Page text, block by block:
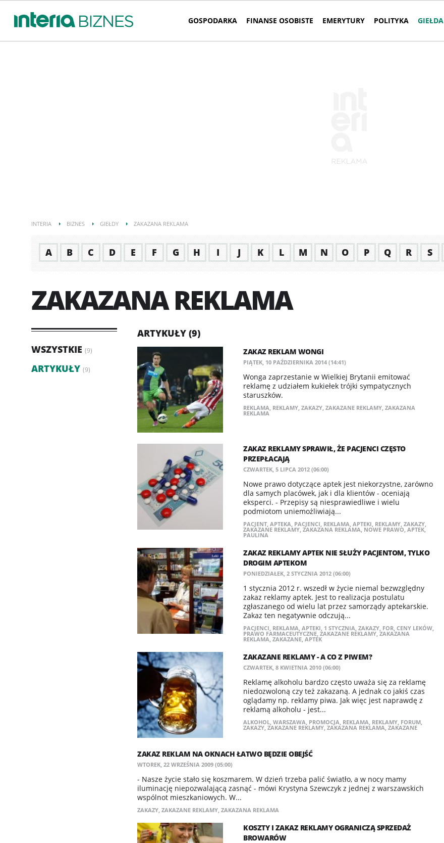
GOSPODARKA FINANSE OSOBISTE EMERYTURY POLITYKA GIEŁDA
INTERIA BIZNES GIEŁDY ZAKAZANA REKLAMA
A B C D E F G H I J K L M N O P Q R S
ZAKAZANA REKLAMA
WSZYSTKIE (9)
ARTYKUŁY (9)
ARTYKUŁY (9)
ZAKAZ REKLAM WONGI
PIĄTEK, 10 PAŹDZIERNIKA 2014 (14:41)
Wonga zaprzestanie w Wielkiej Brytanii emitować
reklamę z udziałem kukiełek trójki sympatycznych
staruszków.
REKLAMA, REKLAMY, ZAKAZY, ZAKAZANE REKLAMY, ZAKAZANA
REKLAMA
ZAKAZ REKLAMY SPRAWIŁ, ŻE PACJENCI CZĘSTO
PRZEPŁACAJĄ
CZWARTEK, 5 LIPCA 2012 (06:00)
Nowe prawo dotyczące aptek jest niekorzystne, zarówno
dla samych placówek, jak i dla klientów - oceniają
eksperci. - Przepisy są niesprawiedliwe i wielu
podmiotom uniemożliwiają...
PACJENT, APTEKA, PACJENCI, REKLAMA, APTEKI, REKLAMY, ZAKAZY,
ZAKAZANE REKLAMY, ZAKAZANA REKLAMA, NOWE PRAWO, APTEK,
PAULINA
ZAKAZ REKLAMY APTEK NIE SŁUŻY PACJENTOM, TYLKO
DROGIM APTEKOM
PONIEDZIAŁEK, 2 STYCZNIA 2012 (06:00)
1 stycznia 2012 r. wszedł w życie niemal bezwzględny
zakaz reklamy aptek. Jest to realizacja postulatu
zgłaszanego od wielu lat przez samorządy aptekarskie.
Zakaz ten negatywnie odczują...
PACJENCI, REKLAMA, APTEKI, 1 STYCZNIA, ZAKAZY, FOR, CENY LEKÓW,
PRAWO FARMACEUTYCZNE, ZAKAZANE REKLAMY, ZAKAZANA
REKLAMA, ZAKAZANE, APTEK
ZAKAZANE REKLAMY - A CO Z PIWEM?
CZWARTEK, 8 KWIETNIA 2010 (06:00)
Reklamę alkoholu bardzo często uważa się za reklamę
niedozwoloną czy też zakazaną. A jednak co jakiś czas
oglądamy np. reklamy piwa. Jak więc jest naprawdę z
reklamą alkoholu - jest...
ALKOHOL, WARSZAWA, PROMOCJA, REKLAMA, REKLAMY, FORUM,
ZAKAZY, ZAKAZANE REKLAMY, ZAKAZANA REKLAMA, ZAKAZANE
ZAKAZ REKLAM NA OKNACH ŁATWO BĘDZIE OBEJŚĆ
WTOREK, 22 WRZEŚNIA 2009 (05:00)
- Nasze życie stało się koszmarem. W dzień trzeba palić światło, a w nocy mamy
iluminację niepozwalającą zasnąć - mówi Krystyna Szewczyk z jednej z warszawskich
wspólnot mieszkaniowych. W...
ZAKAZY, ZAKAZANE REKLAMY, ZAKAZANA REKLAMA
KOSZTY I ZAKAZ REKLAMY OGRANICZĄ SPRZEDAŻ
BROWARÓW